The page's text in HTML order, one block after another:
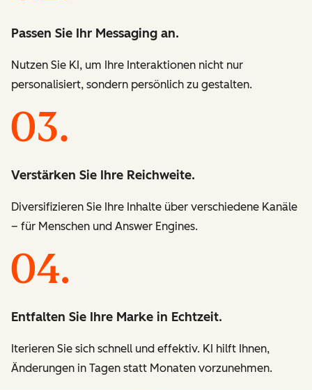
Passen Sie Ihr Messaging an.
Nutzen Sie KI, um Ihre Interaktionen nicht nur
personalisiert, sondern persönlich zu gestalten.
Verstärken Sie Ihre Reichweite.
Diversifizieren Sie Ihre Inhalte über verschiedene Kanäle
– für Menschen und Answer Engines.
Entfalten Sie Ihre Marke in Echtzeit.
Iterieren Sie sich schnell und effektiv. KI hilft Ihnen,
Änderungen in Tagen statt Monaten vorzunehmen.